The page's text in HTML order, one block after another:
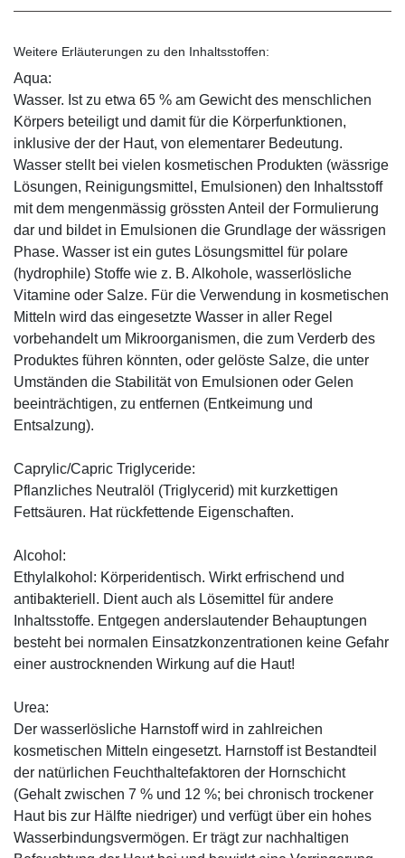
Weitere Erläuterungen zu den Inhaltsstoffen:
Aqua:
Wasser. Ist zu etwa 65 % am Gewicht des menschlichen
Körpers beteiligt und damit für die Körperfunktionen,
inklusive der der Haut, von elementarer Bedeutung.
Wasser stellt bei vielen kosmetischen Produkten (wässrige
Lösungen, Reinigungsmittel, Emulsionen) den Inhaltsstoff
mit dem mengenmässig grössten Anteil der Formulierung
dar und bildet in Emulsionen die Grundlage der wässrigen
Phase. Wasser ist ein gutes Lösungsmittel für polare
(hydrophile) Stoffe wie z. B. Alkohole, wasserlösliche
Vitamine oder Salze. Für die Verwendung in kosmetischen
Mitteln wird das eingesetzte Wasser in aller Regel
vorbehandelt um Mikroorganismen, die zum Verderb des
Produktes führen könnten, oder gelöste Salze, die unter
Umständen die Stabilität von Emulsionen oder Gelen
beeinträchtigen, zu entfernen (Entkeimung und
Entsalzung).
Caprylic/Capric Triglyceride:
Pflanzliches Neutralöl (Triglycerid) mit kurzkettigen
Fettsäuren. Hat rückfettende Eigenschaften.
Alcohol:
Ethylalkohol: Körperidentisch. Wirkt erfrischend und
antibakteriell. Dient auch als Lösemittel für andere
Inhaltsstoffe. Entgegen anderslautender Behauptungen
besteht bei normalen Einsatzkonzentrationen keine Gefahr
einer austrocknenden Wirkung auf die Haut!
Urea:
Der wasserlösliche Harnstoff wird in zahlreichen
kosmetischen Mitteln eingesetzt. Harnstoff ist Bestandteil
der natürlichen Feuchthaltefaktoren der Hornschicht
(Gehalt zwischen 7 % und 12 %; bei chronisch trockener
Haut bis zur Hälfte niedriger) und verfügt über ein hohes
Wasserbindungsvermögen. Er trägt zur nachhaltigen